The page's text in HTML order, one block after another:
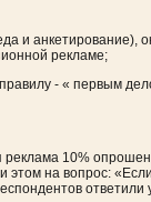
и анкетирование),
рекламе;
- « первым
10%
этом на вопрос:
ответили